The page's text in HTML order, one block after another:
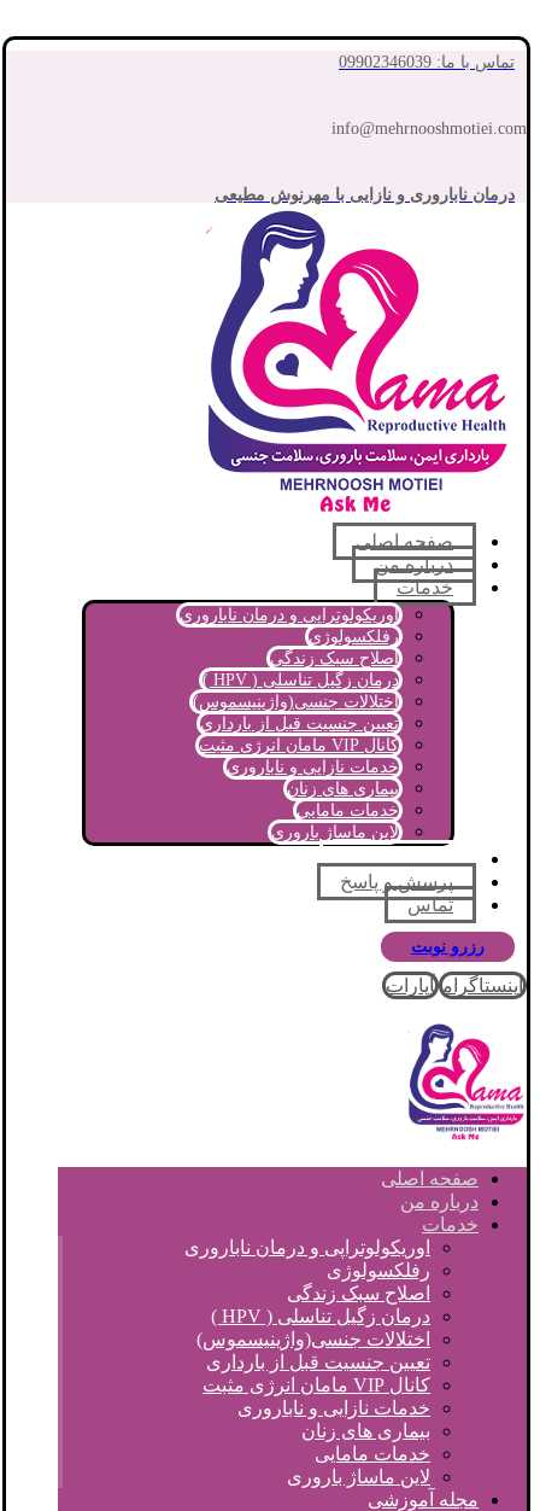
تماس با ما: 09902346039
info@mehrnooshmotiei.com
درمان ناباروری و نازایی با مهرنوش مطیعی
صفحه اصلی
درباره من
خدمات
اوریکولوتراپی و درمان ناباروری
رفلکسولوژی
اصلاح سبک زندگی
درمان زگیل تناسلی ( HPV )
اختلالات جنسی(واژینیسموس)
تعیین جنسیت قبل از بارداری
کانال VIP مامان انرژی مثبت
خدمات نازایی و ناباروری
بیماری های زنان
خدمات مامایی
لاین ماساژ باروری
مجله آموزشی
پرسش و پاسخ
تماس
رزرو نوبت
اینستاگرام آپارات
صفحه اصلی
درباره من
خدمات
اوریکولوتراپی و درمان ناباروری
رفلکسولوژی
اصلاح سبک زندگی
درمان زگیل تناسلی ( HPV )
اختلالات جنسی(واژینیسموس)
تعیین جنسیت قبل از بارداری
کانال VIP مامان انرژی مثبت
خدمات نازایی و ناباروری
بیماری های زنان
خدمات مامایی
لاین ماساژ باروری
مجله آموزشی